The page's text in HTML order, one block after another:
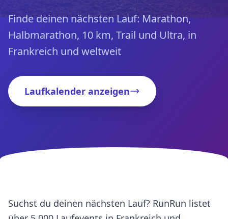
Finde deinen nächsten Lauf: Marathon,
Halbmarathon, 10 km, Trail und Ultra, in
Frankreich und weltweit
Laufkalender anzeigen
Suchst du deinen nächsten Lauf? RunRun listet